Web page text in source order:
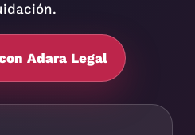
Adara Legal